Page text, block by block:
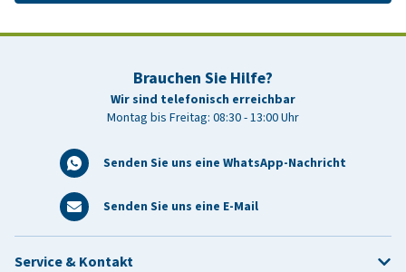
Brauchen Sie Hilfe?
Wir sind telefonisch erreichbar
Montag bis Freitag: 08:30 - 13:00 Uhr
Senden Sie uns eine WhatsApp-Nachricht
Senden Sie uns eine E-Mail
Service & Kontakt